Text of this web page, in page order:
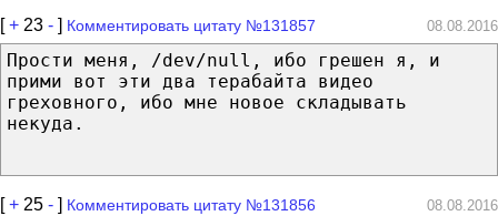
[+ 23 - ] Комментировать цитату №131857 08.08.2016
Прости меня, /dev/null, ибо грешен я, и
прими вот эти два терабайта видео
греховного, ибо мне новое складывать
некуда.
[+ 25 - ] Комментировать цитату №131856 08.08.2016